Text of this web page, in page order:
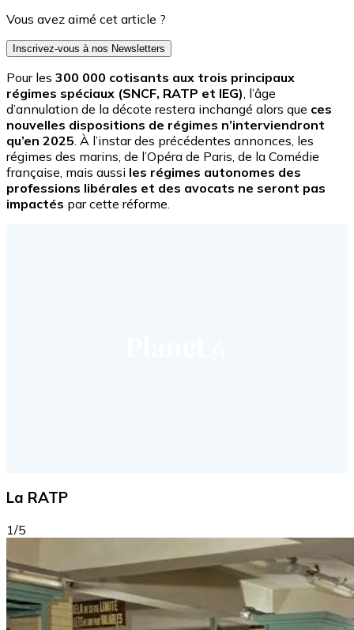
Vous avez aimé cet article ?
Inscrivez-vous à nos Newsletters
Pour les 300 000 cotisants aux trois principaux
régimes spéciaux (SNCF, RATP et IEG), l’âge
d’annulation de la décote restera inchangé alors que ces
nouvelles dispositions de régimes n’interviendront
qu’en 2025. À l’instar des précédentes annonces, les
régimes des marins, de l’Opéra de Paris, de la Comédie
française, mais aussi les régimes autonomes des
professions libérales et des avocats ne seront pas
impactés par cette réforme.
La RATP
1/5